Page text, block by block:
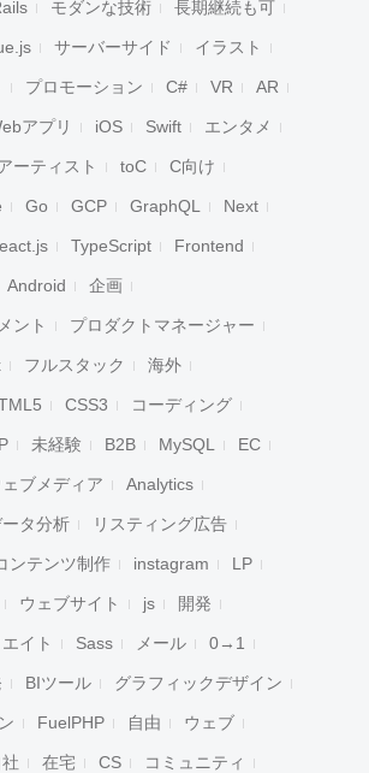
モダンな技術 長期継続も可
サーバーサイド イラスト
プロモーション C# VR AR
アプリ iOS Swift エンタメ
ーティスト toC C向け
Go GCP GraphQL Next
TypeScript Frontend
Android 企画
ント プロダクトマネージャー
フルスタック 海外
CSS3 コーディング
未経験 B2B MySQL EC
ェブメディア Analytics
タ分析 リスティング広告
ンテンツ制作 instagram LP
ウェブサイト js 開発
イト Sass メール 0→1
BIツール グラフィックデザイン
FuelPHP 自由 ウェブ
在宅 CS コミュニティ